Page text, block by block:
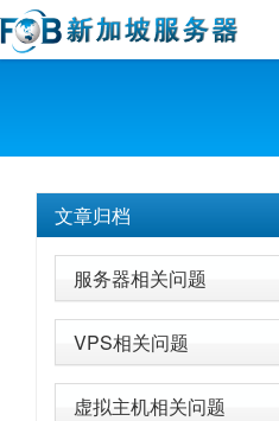
文章归档
服务器相关问题
VPS相关问题
虚拟主机相关问题